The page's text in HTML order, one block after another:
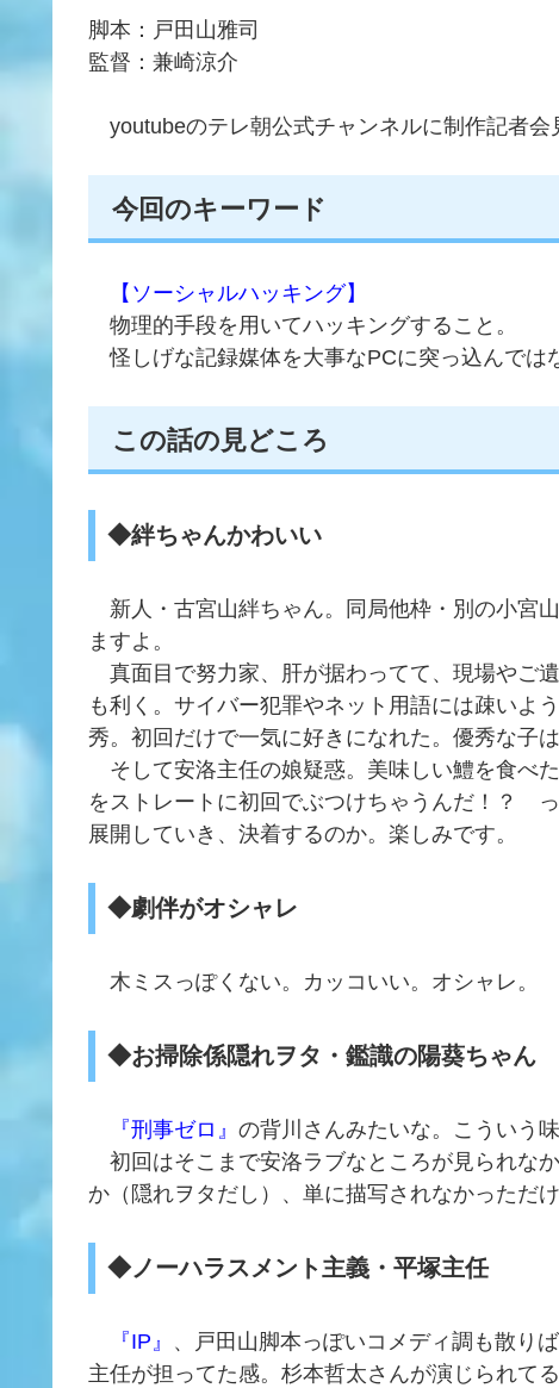
脚本：戸田山雅司
監督：兼崎涼介
youtubeのテレ朝公式チャンネルに制作記者
今回のキーワード
【ソーシャルハッキング】
物理的手段を用いてハッキングすること。
怪しげな記録媒体を大事なPCに突っ込んでは
この話の見どころ
◆絆ちゃんかわいい
新人・古宮山絆ちゃん。同局他枠・別の小宮
ますよ。
真面目で努力家、肝が据わってて、現場やご
も利く。サイバー犯罪やネット用語には疎いよ
秀。初回だけで一気に好きになれた。優秀な子は
そして安洛主任の娘疑惑。美味しい鱧を食べ
をストレートに初回でぶつけちゃうんだ！？
展開していき、決着するのか。楽しみです。
◆劇伴がオシャレ
木ミスっぽくない。カッコいい。オシャレ。
◆お掃除係隠れヲタ・鑑識の陽葵ちゃん
『刑事ゼロ』 の背川さんみたいな。こういう
初回はそこまで安洛ラブなところが見られな
か（隠れヲタだし）、単に描写されなかっただけ
◆ノーハラスメント主義・平塚主任
『IP』 、戸田山脚本っぽいコメディ調も散り
主任が担ってた感。杉本哲太さんが演じられて